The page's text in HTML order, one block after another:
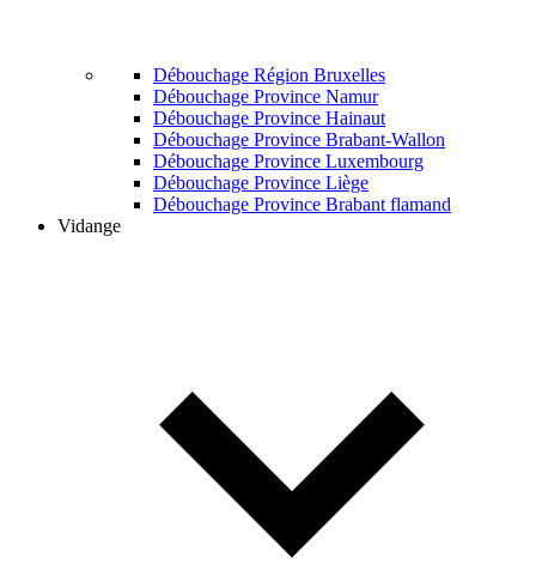
Débouchage Région Bruxelles
Débouchage Province Namur
Débouchage Province Hainaut
Débouchage Province Brabant-Wallon
Débouchage Province Luxembourg
Débouchage Province Liège
Débouchage Province Brabant flamand
Vidange